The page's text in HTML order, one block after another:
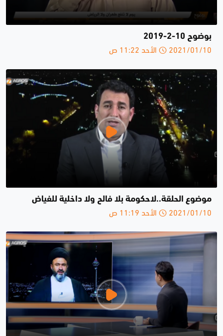
بوضوح 10-2-2019
2021/01/10 الأحد 11:22 ص
موضوع الحلقة..لاحكومة بلا فالح ولا داخلية للفياض
2021/01/10 الأحد 11:19 ص